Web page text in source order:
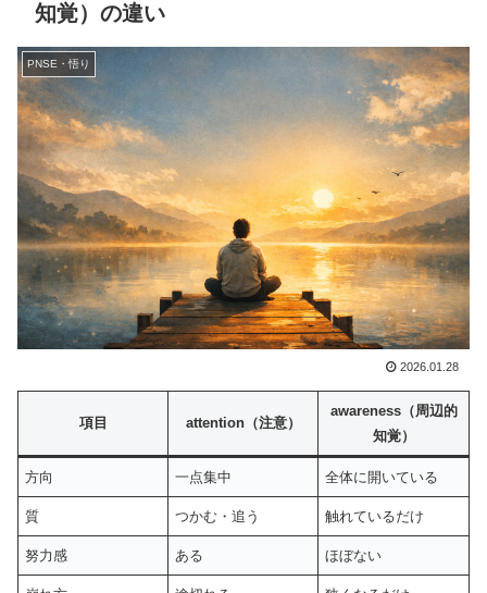
知覚）の違い
PNSE・悟り
2026.01.28
項目 attention（注意）
awareness（周辺的
知覚）
方向 一点集中 全体に開いている
質 つかむ・追う 触れているだけ
努力感 ある ほぼない